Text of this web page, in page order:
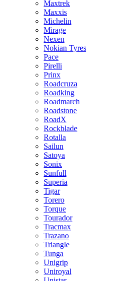
Maxtrek
Maxxis
Michelin
Mirage
Nexen
Nokian Tyres
Pace
Pirelli
Prinx
Roadcruza
Roadking
Roadmarch
Roadstone
RoadX
Rockblade
Rotalla
Sailun
Satoya
Sonix
Sunfull
Superia
Tigar
Torero
Torque
Tourador
Tracmax
Trazano
Triangle
Tunga
Unigrip
Uniroyal